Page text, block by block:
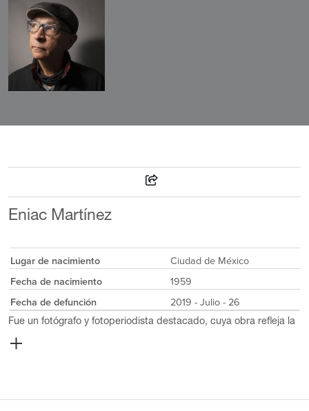
Eniac Martínez
Lugar de nacimiento
Ciudad de México
Fecha de nacimiento
1959
Fecha de defunción
2019 - Julio - 26
Fue un fotógrafo y fotoperiodista destacado, cuya obra refleja la
realidad social y cultural de México. Inició su formación artística
en el Instituto Superior de Arte de La Habana, Cuba, continuó en